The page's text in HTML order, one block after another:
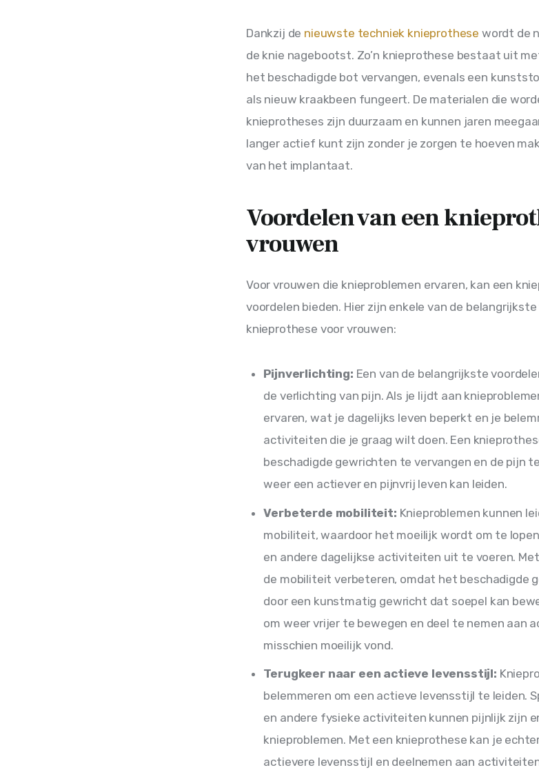
Dankzij de nieuwste techniek knieprothese wordt de
de knie nagebootst. Zo’n knieprothese bestaat uit
het beschadigde bot vervangen, evenals een
als nieuw kraakbeen fungeert. De materialen die
knieprotheses zijn duurzaam en kunnen jaren
langer actief kunt zijn zonder je zorgen te hoeven
van het implantaat.
Voordelen van een
vrouwen
Voor vrouwen die knieproblemen ervaren, kan een
voordelen bieden. Hier zijn enkele van de
knieprothese voor vrouwen:
Pijnverlichting: Een van de belangrijkste
de verlichting van pijn. Als je lijdt aan
ervaren, wat je dagelijks leven beperkt en je
activiteiten die je graag wilt doen. Een
beschadigde gewrichten te vervangen en de pijn
weer een actiever en pijnvrij leven kan leiden.
Verbeterde mobiliteit: Knieproblemen kunnen
mobiliteit, waardoor het moeilijk wordt om te
en andere dagelijkse activiteiten uit te voeren.
de mobiliteit verbeteren, omdat het beschadigde
door een kunstmatig gewricht dat soepel kan
om weer vrijer te bewegen en deel te nemen aan
misschien moeilijk vond.
Terugkeer naar een actieve levensstijl:
belemmeren om een actieve levensstijl te leiden.
en andere fysieke activiteiten kunnen pijnlijk zijn
knieproblemen. Met een knieprothese kan je
actievere levensstijl en deelnemen aan